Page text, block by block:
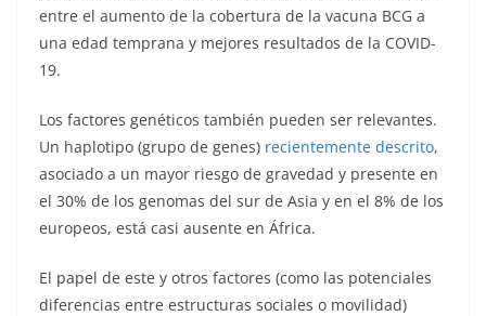
entre el aumento de la cobertura de la vacuna BCG a
una edad temprana y mejores resultados de la COVID-
19.
Los factores genéticos también pueden ser relevantes.
Un haplotipo (grupo de genes) recientemente descrito,
asociado a un mayor riesgo de gravedad y presente en
el 30% de los genomas del sur de Asia y en el 8% de los
europeos, está casi ausente en África.
El papel de este y otros factores (como las potenciales
diferencias entre estructuras sociales o movilidad)